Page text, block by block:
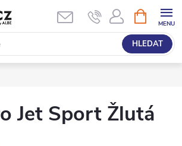
HLEDAT
NÁKUPNÍ
KOŠÍK
Jet Sport Žlutá